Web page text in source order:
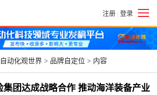
注册 | 登录
自动化观世界 > 品牌自定位 > 内容
团达成战略合作 推动海洋装备产业